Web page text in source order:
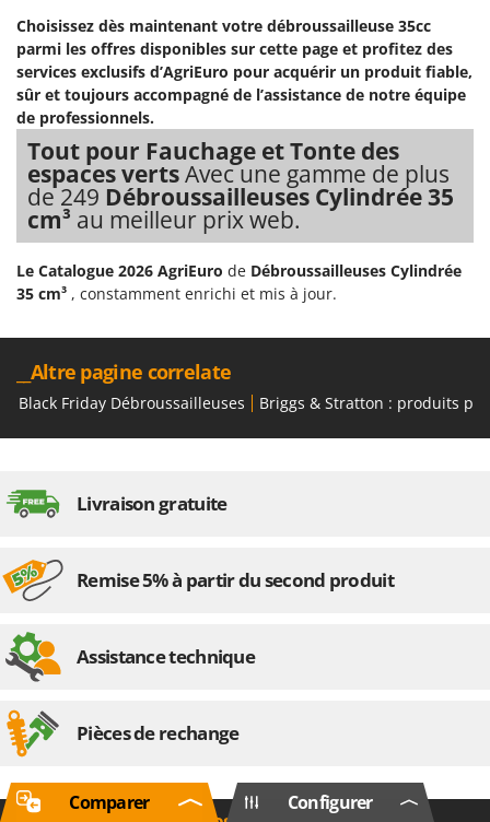
Choisissez dès maintenant votre débroussailleuse 35cc
parmi les offres disponibles sur cette page et profitez des
services exclusifs d’AgriEuro pour acquérir un produit fiable,
sûr et toujours accompagné de l’assistance de notre équipe
de professionnels.
Tout pour Fauchage et Tonte des
espaces vertsAvec une gamme de plus
de 249 Débroussailleuses Cylindrée 35
cm³ au meilleur prix web.
Le Catalogue 2026 AgriEuro de Débroussailleuses Cylindrée
35 cm³ , constamment enrichi et mis à jour.
__Altre pagine correlate
Black Friday Débroussailleuses Briggs & Stratton : produits
Livraison gratuite
Remise 5% à partir du second produit
Assistance technique
Pièces de rechange
Configurer
Comparer